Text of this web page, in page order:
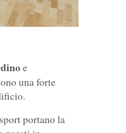
e
una forte
portano la